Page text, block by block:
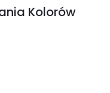
Kolorów